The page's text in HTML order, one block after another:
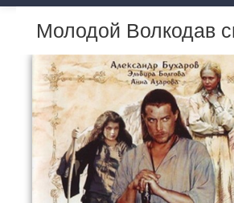
Молодой Волкодав